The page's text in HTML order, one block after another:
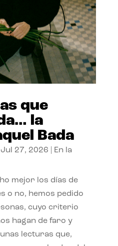
que
la
Bada
Jul 27, 2026
En la
mejor los días de
o no, hemos pedido
cuyo criterio
hagan de faro y
lecturas que,